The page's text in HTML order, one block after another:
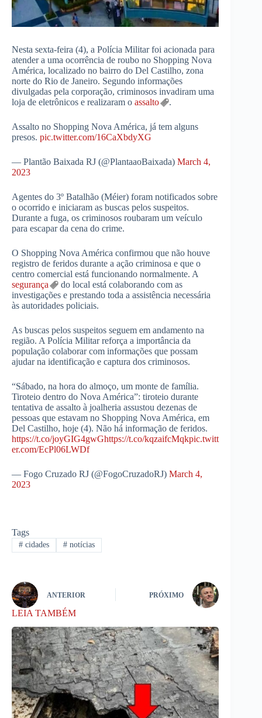
Nesta sexta-feira (4), a Polícia Militar foi acionada para
atender a uma ocorrência de roubo no Shopping Nova
América, localizado no bairro do Del Castilho, zona
norte do Rio de Janeiro. Segundo informações
divulgadas pela corporação, criminosos invadiram uma
loja de eletrônicos e realizaram o assalto .
Assalto no Shopping Nova América, já tem alguns
presos. pic.twitter.com/16CaXbdyXG
— Plantão Baixada RJ (@PlantaaoBaixada) March 4,
2023
Agentes do 3º Batalhão (Méier) foram notificados sobre
o ocorrido e iniciaram as buscas pelos suspeitos.
Durante a fuga, os criminosos roubaram um veículo
para escapar da cena do crime.
O Shopping Nova América confirmou que não houve
registro de feridos durante a ação criminosa e que o
centro comercial está funcionando normalmente. A
segurança
do local está colaborando com as
investigações e prestando toda a assistência necessária
às autoridades policiais.
As buscas pelos suspeitos seguem em andamento na
região. A Polícia Militar reforça a importância da
população colaborar com informações que possam
ajudar na identificação e captura dos criminosos.
“Sábado, na hora do almoço, um monte de família.
Tiroteio dentro do Nova América”: tiroteio durante
tentativa de assalto à joalheria assustou dezenas de
pessoas que estavam no Shopping Nova América, em
Del Castilho, hoje (4). Não há informação de feridos.
https://t.co/joyGIG4gwGhttps://t.co/kqzaifcMqkpic.twitt
er.com/EcPl06LWDf
— Fogo Cruzado RJ (@FogoCruzadoRJ) March 4,
2023
Tags
#cidades #notícias
ANTERIOR PRÓXIMO
LEIA TAMBÉM